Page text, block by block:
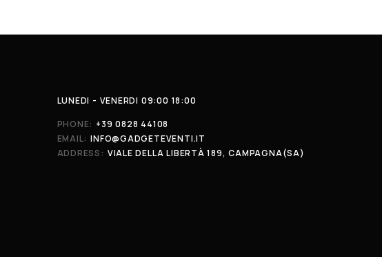
LUNEDI - VENERDI 09:00 18:00
PHONE: +39 0828 44108
EMAIL: INFO@GADGETEVENTI.IT
ADDRESS: VIALE DELLA LIBERTÀ 189, CAMPAGNA(SA)